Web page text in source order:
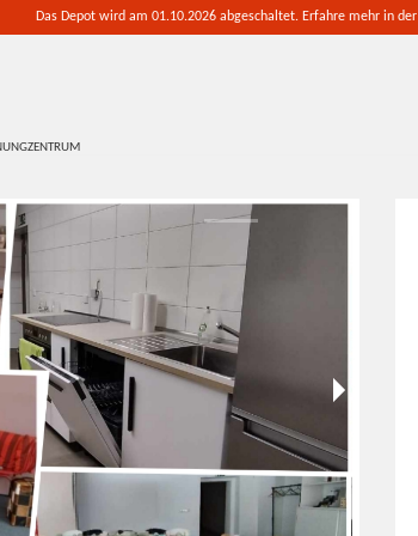
Das Depot wird am 01.10.2026 abgeschaltet. Erfahre mehr in der